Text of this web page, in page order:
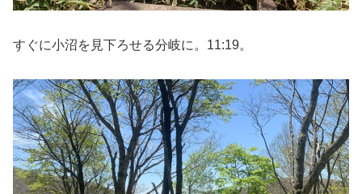
すぐに小沼を見下ろせる分岐に。11:19。